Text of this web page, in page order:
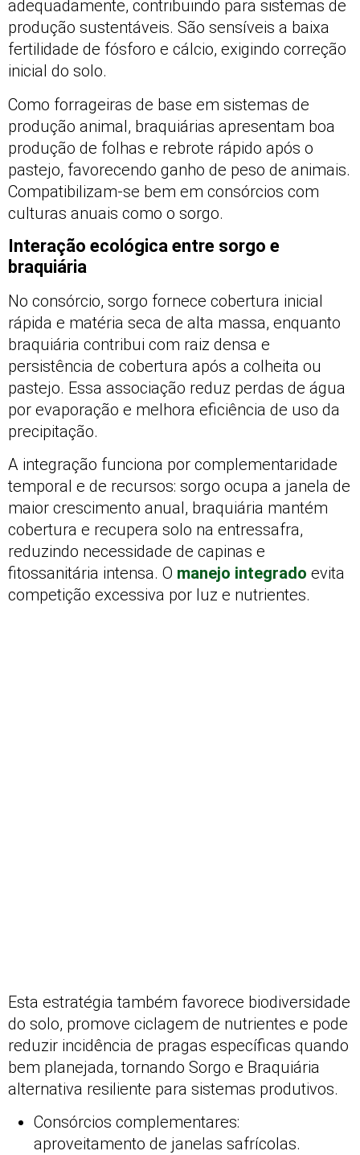
adequadamente, contribuindo para sistemas de
produção sustentáveis. São sensíveis a baixa
fertilidade de fósforo e cálcio, exigindo correção
inicial do solo.
Como forrageiras de base em sistemas de
produção animal, braquiárias apresentam boa
produção de folhas e rebrote rápido após o
pastejo, favorecendo ganho de peso de animais.
Compatibilizam-se bem em consórcios com
culturas anuais como o sorgo.
Interação ecológica entre sorgo e
braquiária
No consórcio, sorgo fornece cobertura inicial
rápida e matéria seca de alta massa, enquanto
braquiária contribui com raiz densa e
persistência de cobertura após a colheita ou
pastejo. Essa associação reduz perdas de água
por evaporação e melhora eficiência de uso da
precipitação.
A integração funciona por complementaridade
temporal e de recursos: sorgo ocupa a janela de
maior crescimento anual, braquiária mantém
cobertura e recupera solo na entressafra,
reduzindo necessidade de capinas e
fitossanitária intensa. O manejo integrado evita
competição excessiva por luz e nutrientes.
Esta estratégia também favorece biodiversidade
do solo, promove ciclagem de nutrientes e pode
reduzir incidência de pragas específicas quando
bem planejada, tornando Sorgo e Braquiária
alternativa resiliente para sistemas produtivos.
Consórcios complementares:
aproveitamento de janelas safrícolas.